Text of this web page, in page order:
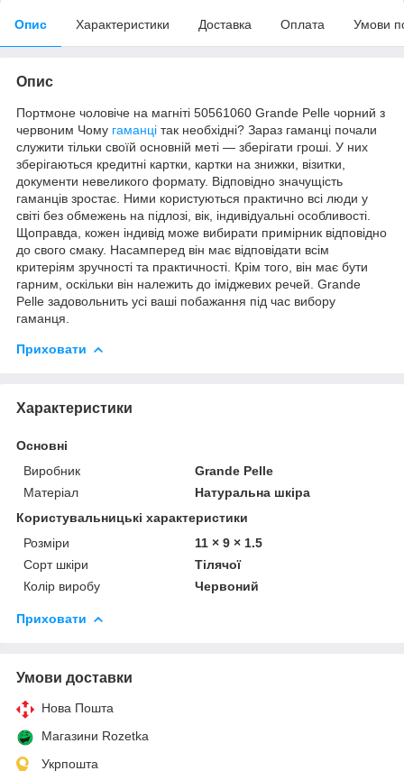
Опис Характеристики Доставка Оплата Умови
Опис
Портмоне чоловіче на магніті 50561060 Grande Pelle чорний з
червоним Чому гаманці так необхідні? Зараз гаманці почали
служити тільки своїй основній меті — зберігати гроші. У них
зберігаються кредитні картки, картки на знижки, візитки,
документи невеликого формату. Відповідно значущість
гаманців зростає. Ними користуються практично всі люди у
світі без обмежень на підлозі, вік, індивідуальні особливості.
Щоправда, кожен індивід може вибирати примірник відповідно
до свого смаку. Насамперед він має відповідати всім
критеріям зручності та практичності. Крім того, він має бути
гарним, оскільки він належить до іміджевих речей. Grande
Pelle задовольнить усі ваші побажання під час вибору
гаманця.
Приховати
Характеристики
Основні
Виробник
Grande Pelle
Матеріал
Натуральна шкіра
Користувальницькі характеристики
Розміри
11 × 9 × 1.5
Сорт шкіри
Тілячої
Колір виробу
Червоний
Приховати
Умови доставки
Нова Пошта
Магазини Rozetka
Укрпошта